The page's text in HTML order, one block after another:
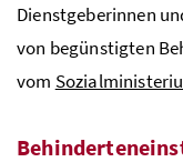
Dienstgeberinnen
von begünstigten
vom